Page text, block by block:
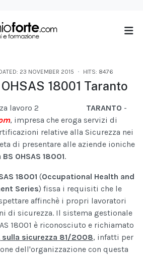
23 NOVEMBER 2015 HITS: 8476
18001 Taranto
TARANTO -
, impresa che eroga servizi di
relative alla Sicurezza nei
di presentare alle aziende ioniche
BS OHSAS 18001.
18001 (Occupational Health and
Series) fissa i requisiti che le
affinchè i propri lavoratori
di sicurezza. Il sistema gestionale
18001 è riconosciuto e richiamato
sulla sicurezza 81/2008, infatti per
dell'organizzazione con questa